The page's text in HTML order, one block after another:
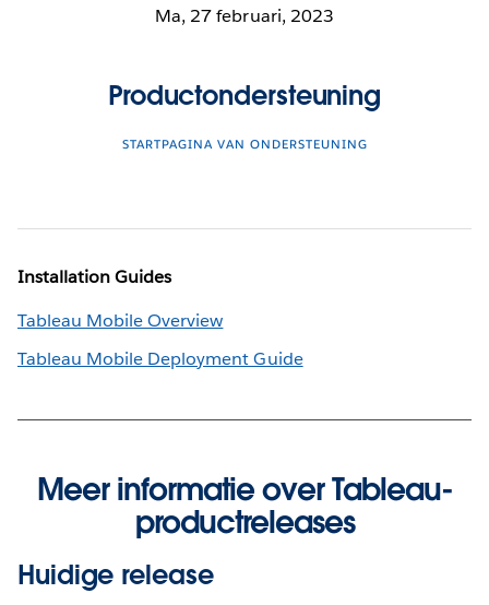
Ma, 27 februari, 2023
Productondersteuning
STARTPAGINA VAN ONDERSTEUNING
Installation Guides
Tableau Mobile Overview
Tableau Mobile Deployment Guide
Meer informatie over Tableau-
productreleases
Huidige release